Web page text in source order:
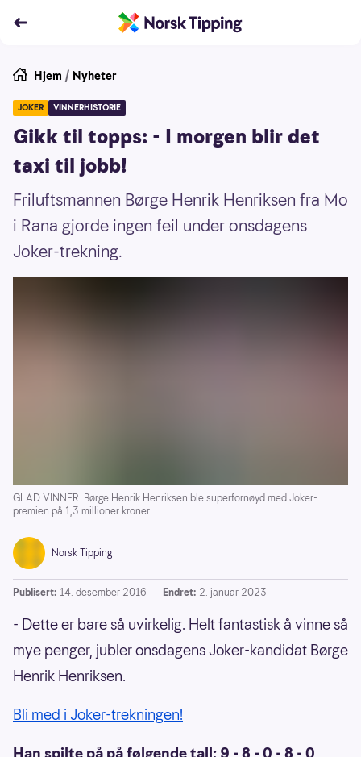
Hjem / Nyheter
JOKER VINNERHISTORIE
Gikk til topps: - I morgen blir det
taxi til jobb!
Friluftsmannen Børge Henrik Henriksen fra Mo
i Rana gjorde ingen feil under onsdagens
Joker-trekning.
GLAD VINNER: Børge Henrik Henriksen ble superfornøyd med Joker-
premien på 1,3 millioner kroner.
Norsk Tipping
Publisert: 14. desember 2016 Endret: 2. januar 2023
- Dette er bare så uvirkelig. Helt fantastisk å vinne så
mye penger, jubler onsdagens Joker-kandidat Børge
Henrik Henriksen.
Bli med i Joker-trekningen!